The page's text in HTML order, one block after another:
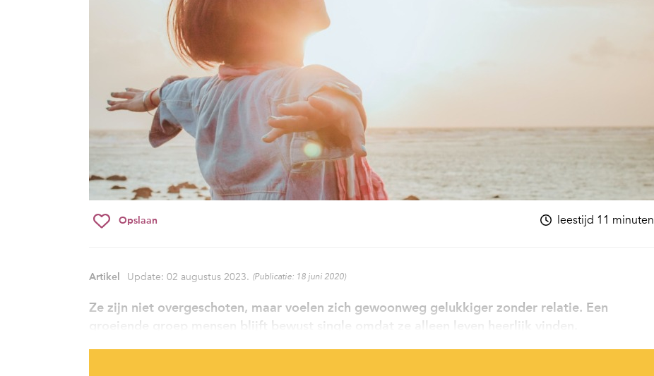
Opslaan leestijd 11 minuten
Artikel Update: 02 augustus 2023. (Publicatie: 18 juni 2020)
Ze zijn niet overgeschoten, maar voelen zich gewoonweg gelukkiger zonder relatie. Een
groeiende groep mensen blijft bewust single omdat ze alleen leven heerlijk vinden.